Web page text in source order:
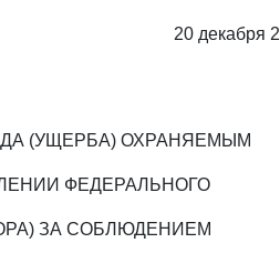
20 декабря
(УЩЕРБА) ОХРАНЯЕМЫМ
ФЕДЕРАЛЬНОГО
ЗА СОБЛЮДЕНИЕМ